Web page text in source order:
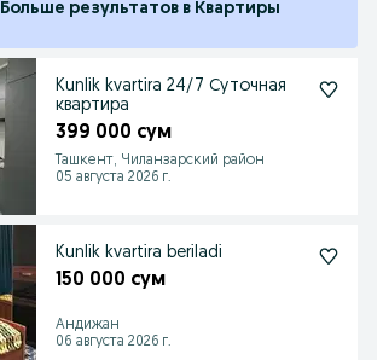
Больше результатов в Квартиры
Kunlik kvartira 24/7 Суточная
квартира
399 000 сум
Ташкент, Чиланзарский район
05 августа 2026 г.
Kunlik kvartira beriladi
150 000 сум
Андижан
06 августа 2026 г.